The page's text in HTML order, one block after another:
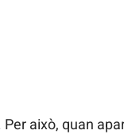
això, quan